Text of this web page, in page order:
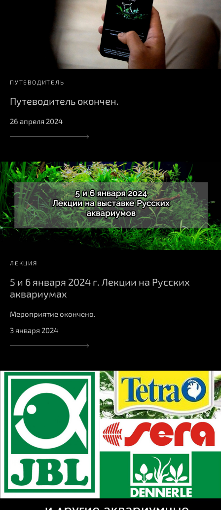
ПУТЕВОДИТЕЛЬ
Путеводитель окончен.
26 апреля 2024
ЛЕКЦИЯ
5 и 6 января 2024 г. Лекции на Русских
аквариумах
Мероприятие окончено.
3 января 2024